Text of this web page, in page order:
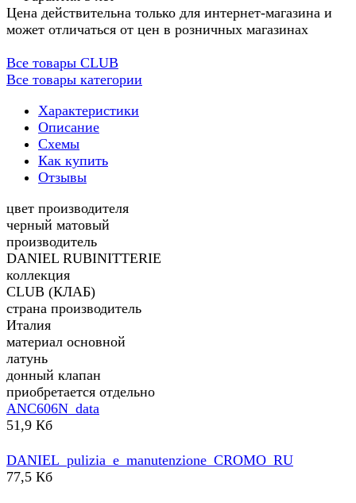
Цена действительна только для интернет-магазина и
может отличаться от цен в розничных магазинах
Все товары CLUB
Все товары категории
Характеристики
Описание
Схемы
Как купить
Отзывы
цвет производителя
черный матовый
производитель
DANIEL RUBINITTERIE
коллекция
CLUB (КЛАБ)
страна производитель
Италия
материал основной
латунь
донный клапан
приобретается отдельно
ANC606N_data
51,9 Кб
DANIEL_pulizia_e_manutenzione_CROMO_RU
77,5 Кб